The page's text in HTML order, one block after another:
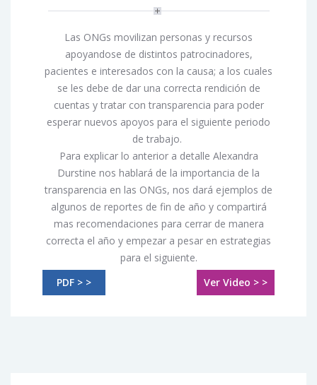
Las ONGs movilizan personas y recursos
apoyandose de distintos patrocinadores,
pacientes e interesados con la causa; a los cuales
se les debe de dar una correcta rendición de
cuentas y tratar con transparencia para poder
esperar nuevos apoyos para el siguiente periodo
de trabajo.
Para explicar lo anterior a detalle Alexandra
Durstine nos hablará de la importancia de la
transparencia en las ONGs, nos dará ejemplos de
algunos de reportes de fin de año y compartirá
mas recomendaciones para cerrar de manera
correcta el año y empezar a pesar en estrategias
para el siguiente.
PDF > >
Ver Video > >